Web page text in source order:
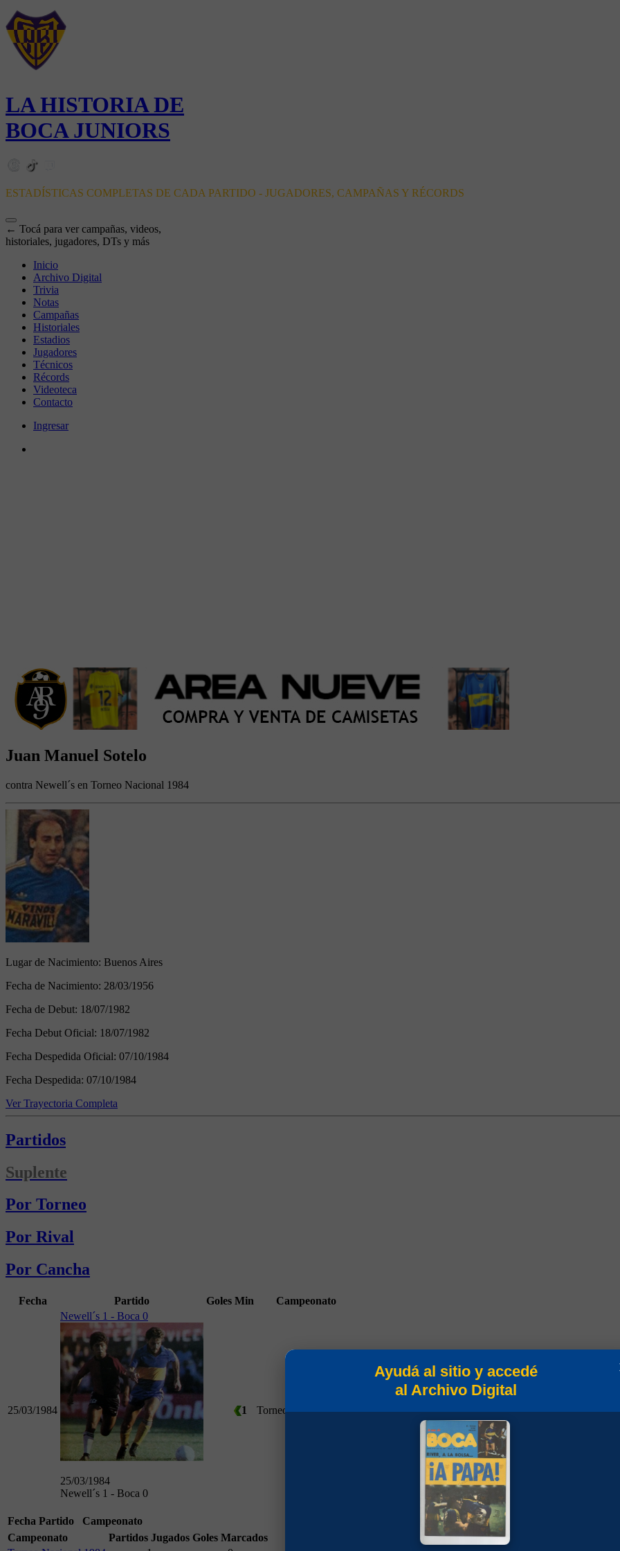
LA HISTORIA DE
BOCA JUNIORS
ESTADÍSTICAS COMPLETAS DE CADA PARTIDO - JUGADORES, CAMPAÑAS Y RÉCORDS
← Tocá para ver campañas, videos,
historiales, jugadores, DTs y más
Inicio
Archivo Digital
Trivia
Notas
Campañas
Historiales
Estadios
Jugadores
Técnicos
Récords
Videoteca
Contacto
Ingresar
Juan Manuel Sotelo
contra Newell´s en Torneo Nacional 1984
Lugar de Nacimiento: Buenos Aires
Fecha de Nacimiento: 28/03/1956
Fecha de Debut: 18/07/1982
Fecha Debut Oficial: 18/07/1982
Fecha Despedida Oficial: 07/10/1984
Fecha Despedida: 07/10/1984
Ver Trayectoria Completa
Partidos
Suplente
Por Torneo
Por Rival
Por Cancha
Fecha Partido Goles Min Campeonato
25/03/1984
Newell´s 1 - Boca 0
25/03/1984
Newell´s 1 - Boca 0
1 Torneo Nacional 1984
Fecha Partido
Campeonato
Campeonato
Partidos Jugados Goles Marcados
Ayudá al sitio y accedé
al Archivo Digital